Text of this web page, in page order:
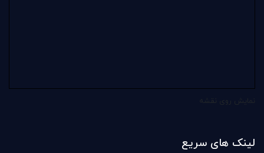
لینک های سریع